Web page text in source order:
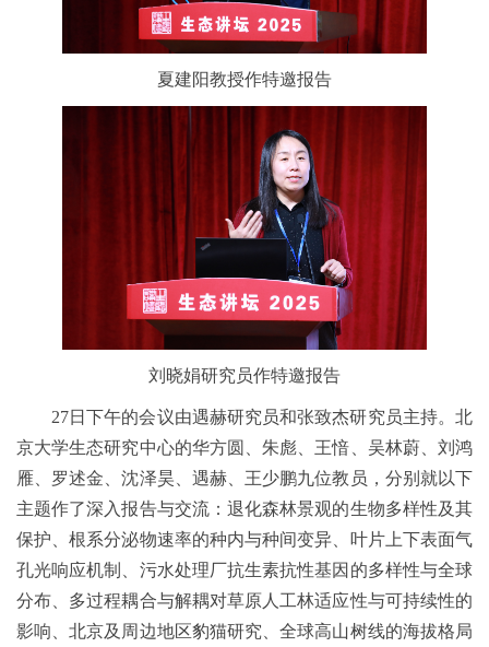
夏建阳教授作特邀报告
刘晓娟研究员作特邀报告
27日下午的会议由遇赫研究员和张致杰研究员主持。北
京大学生态研究中心的华方圆、朱彪、王愔、吴林蔚、刘鸿
雁、罗述金、沈泽昊、遇赫、王少鹏九位教员，分别就以下
主题作了深入报告与交流：退化森林景观的生物多样性及其
保护、根系分泌物速率的种内与种间变异、叶片上下表面气
孔光响应机制、污水处理厂抗生素抗性基因的多样性与全球
分布、多过程耦合与解耦对草原人工林适应性与可持续性的
影响、北京及周边地区豹猫研究、全球高山树线的海拔格局